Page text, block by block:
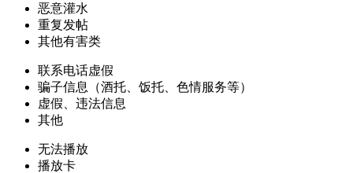
恶意灌水
重复发帖
其他有害类
联系电话虚假
骗子信息（酒托、饭托、色情服务等）
虚假、违法信息
其他
无法播放
播放卡